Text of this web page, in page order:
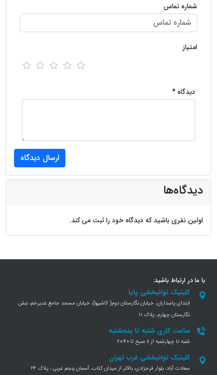
شماره تماس
امتیاز
دیدگاه *
دیدگاه‌ها
اولین نفری باشید که دیدگاه خود را ثبت می کند.
با ما در ارتباط باشید:
کلینیک توانبخشی پایا
ابتدای پاسداران، خیابان نگارستان دوم( کاشیها)، خیابان مسجد جامع غدیرخم، نبش
نگارستان چهارم، پلاک 11
ساعت کاری شنبه تا پنجشنبه
شنبه تا چهارشنبه از 8 صبح تا 20:40
کلینیک توانبخشی غرب تهران
سعادت آباد، بلوار فرحزادی، بالاتر از میدان کتاب، آسمان پنجم غربی ، پلاک 24